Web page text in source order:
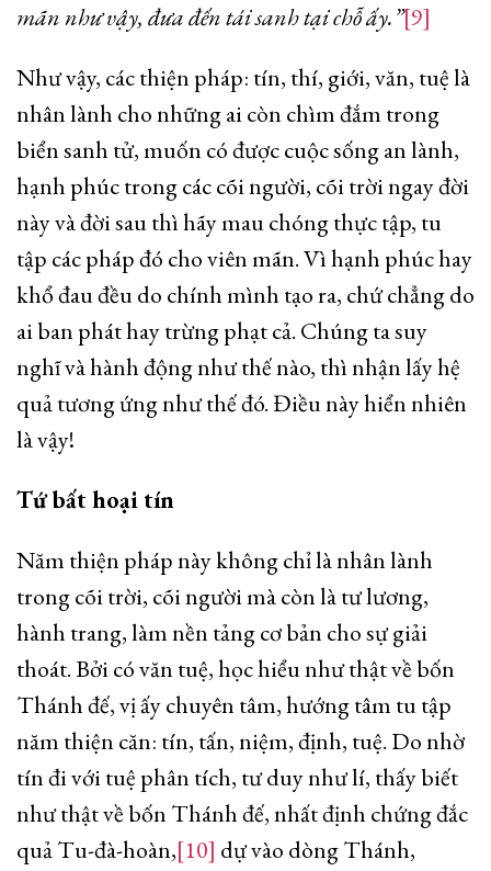
mãn như vậy, đưa đến tái sanh tại chỗ ấy.”[9]
Như vậy, các thiện pháp: tín, thí, giới, văn, tuệ là
nhân lành cho những ai còn chìm đắm trong
biển sanh tử, muốn có được cuộc sống an lành,
hạnh phúc trong các cõi người, cõi trời ngay đời
này và đời sau thì hãy mau chóng thực tập, tu
tập các pháp đó cho viên mãn. Vì hạnh phúc hay
khổ đau đều do chính mình tạo ra, chứ chẳng do
ai ban phát hay trừng phạt cả. Chúng ta suy
nghĩ và hành động như thế nào, thì nhận lấy hệ
quả tương ứng như thế đó. Điều này hiển nhiên
là vậy!
Tứ bất hoại tín
Năm thiện pháp này không chỉ là nhân lành
trong cõi trời, cõi người mà còn là tư lương,
hành trang, làm nền tảng cơ bản cho sự giải
thoát. Bởi có văn tuệ, học hiểu như thật về bốn
Thánh đế, vị ấy chuyên tâm, hướng tâm tu tập
năm thiện căn: tín, tấn, niệm, định, tuệ. Do nhờ
tín đi với tuệ phân tích, tư duy như lí, thấy biết
như thật về bốn Thánh đế, nhất định chứng đắc
quả Tu-đà-hoàn,[10] dự vào dòng Thánh,